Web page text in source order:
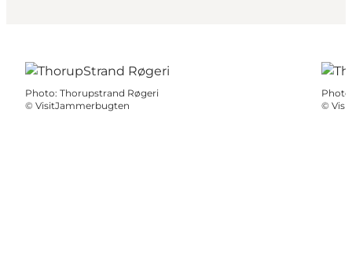
Photo: Thorupstrand Røgeri
© VisitJammerbugten
Photo
©